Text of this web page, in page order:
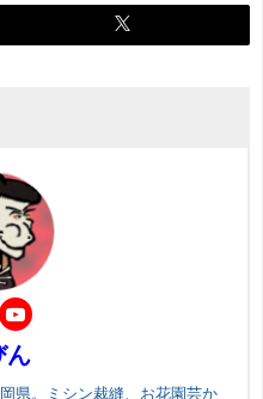
ん
県。ミシン裁縫、お花園芸か